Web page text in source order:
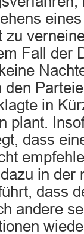
Fall der
in
plant.
dass
in der
dass
andere